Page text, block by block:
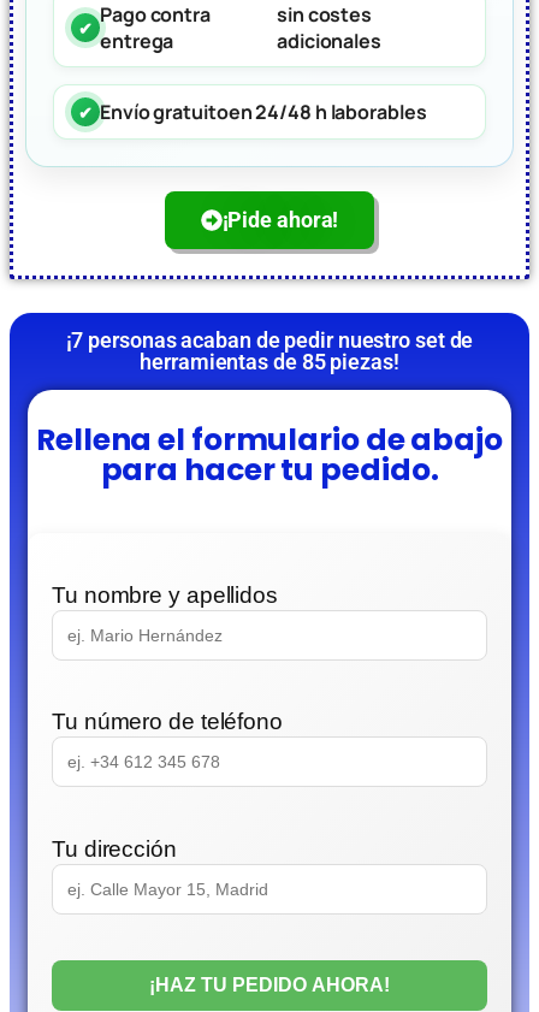
Pago contra
entrega
sin costes
adicionales
Envío gratuitoen 24/48 h laborables
¡Pide ahora!
¡7 personas acaban de pedir nuestro set de
herramientas de 85 piezas!
Rellena el formulario de abajo
para hacer tu pedido.
Tu nombre y apellidos
Tu número de teléfono
Tu dirección